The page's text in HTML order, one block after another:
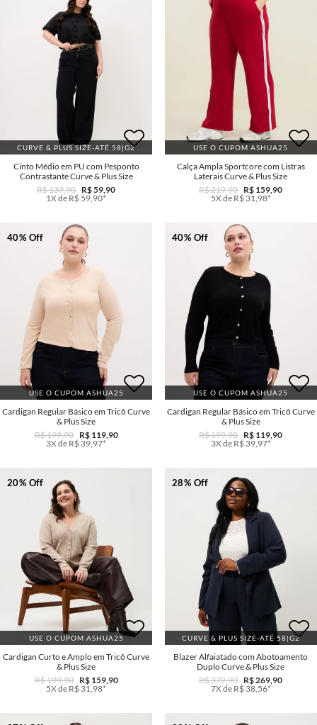
CURVE & PLUS SIZE-ATÉ 58|G2
Cinto Médio em PU com Pesponto
Contrastante Curve & Plus Size
R$ 139,90 R$ 59,90
1X de R$ 59,90*
USE O CUPOM ASHUA25
Calça Ampla Sportcore com Listras
Laterais Curve & Plus Size
R$ 219,90 R$ 159,90
5X de R$ 31,98*
USE O CUPOM ASHUA25
40% Off
Cardigan Regular Básico em Tricô Curve
& Plus Size
R$ 199,90
R$ 119,90
3X de R$ 39,97*
USE O CUPOM ASHUA25
40% Off
Cardigan Regular Básico em Tricô Curve
& Plus Size
R$ 199,90 R$ 119,90
3X de R$ 39,97*
USE O CUPOM ASHUA25
20% Off
Cardigan Curto e Amplo em Tricô Curve
& Plus Size
R$ 199,90
R$ 159,90
5X de R$ 31,98*
CURVE & PLUS SIZE-ATÉ 58|G2
28% Off
Blazer Alfaiatado com Abotoamento
Duplo Curve & Plus Size
R$ 379,90 R$ 269,90
7X de R$ 38,56*